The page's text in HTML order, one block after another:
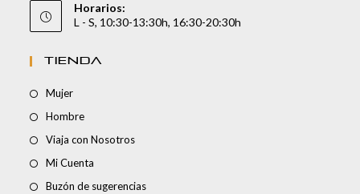
Horarios:
L - S, 10:30-13:30h, 16:30-20:30h
TIENDA
Mujer
Hombre
Viaja con Nosotros
Mi Cuenta
Buzón de sugerencias